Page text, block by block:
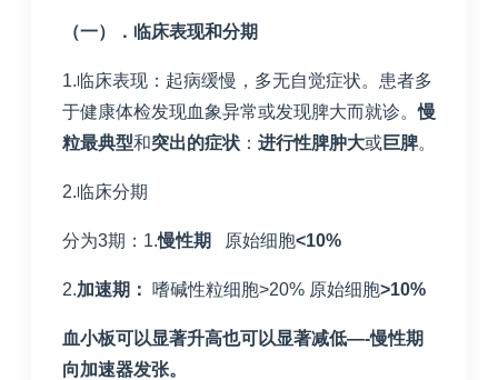
（一）．临床表现和分期
1.临床表现：起病缓慢，多无自觉症状。患者多
于健康体检发现血象异常或发现脾大而就诊。慢
粒最典型和突出的症状 ： 进行性脾肿大或巨脾。
2.临床分期
分为3期：1.慢性期 原始细胞<10%
2.加速期： 嗜碱性粒细胞>20% 原始细胞>10%
血小板可以显著升高也可以显著减低—-慢性期
向加速器发张。